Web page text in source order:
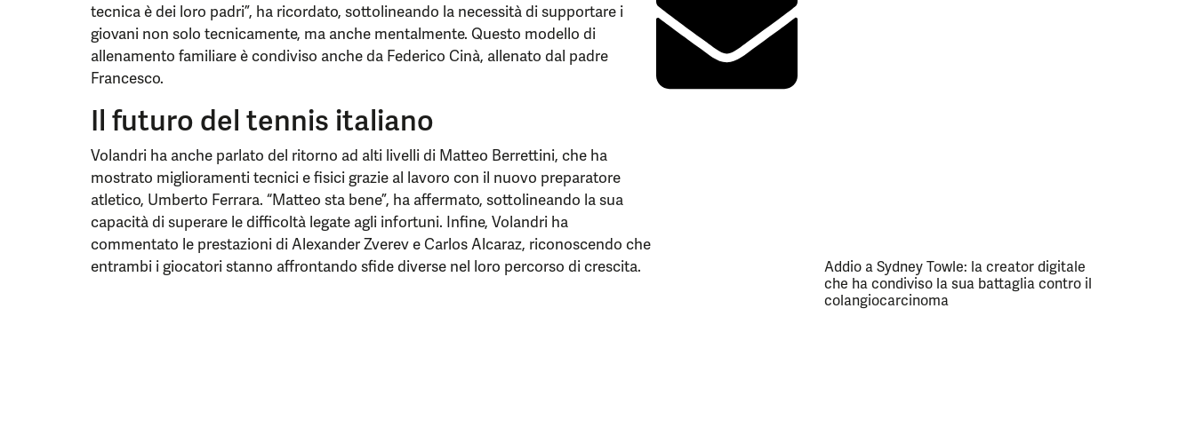
tecnica è dei loro padri”, ha ricordato, sottolineando la necessità di supportare i
giovani non solo tecnicamente, ma anche mentalmente. Questo modello di
allenamento familiare è condiviso anche da Federico Cinà, allenato dal padre
Francesco.
Il futuro del tennis italiano
Volandri ha anche parlato del ritorno ad alti livelli di Matteo Berrettini, che ha
mostrato miglioramenti tecnici e fisici grazie al lavoro con il nuovo preparatore
atletico, Umberto Ferrara. “Matteo sta bene”, ha affermato, sottolineando la sua
capacità di superare le difficoltà legate agli infortuni. Infine, Volandri ha
commentato le prestazioni di Alexander Zverev e Carlos Alcaraz, riconoscendo che
entrambi i giocatori stanno affrontando sfide diverse nel loro percorso di crescita.
Addio a Sydney Towle: la creator digitale
che ha condiviso la sua battaglia contro il
colangiocarcinoma